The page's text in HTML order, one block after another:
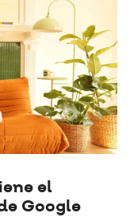
el
Google